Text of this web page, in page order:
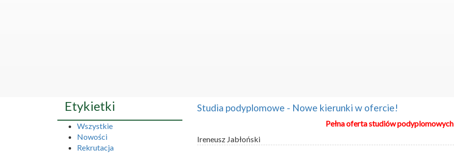
Studia podyplomowe - Nowe kierunki w ofercie!
Pełna oferta studiów podyplomowych
Ireneusz Jabłoński
Etykietki
Wszystkie
Nowości
Rekrutacja